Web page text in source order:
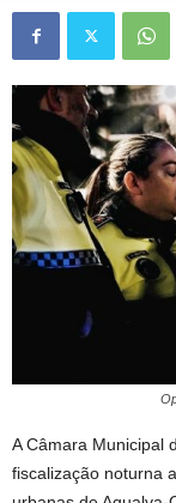
A Câmara Municipal
fiscalização noturna